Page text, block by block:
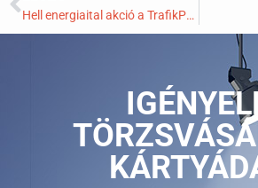
Hell energiaital akció a TrafikPontokPécs üzleteiben!